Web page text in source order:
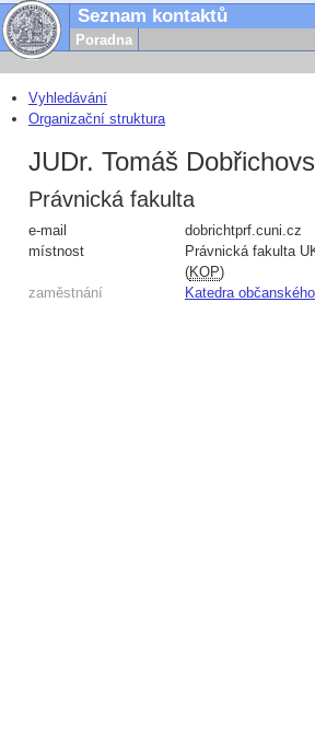
Seznam kontaktů
Poradna
Vyhledávání
Organizační struktura
JUDr. Tomáš
Právnická fakulta
e-mail dobricht
místnost
Právnická fakulta
(KOP)
zaměstnání
Katedra